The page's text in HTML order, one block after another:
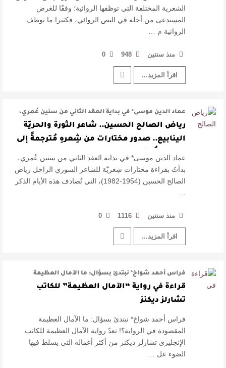
الشعرية المختلفة التي توظفها الروائية؛ وفقًا للغرض
المستدعى من أجله في النص الروائي، فكثيرا ما توظف
الروائية م …
منذ سنتين 948
0
اقرأ المزيد...
عماد الدين موسى* في بداية العقد الثاني من سنين عُمري،
بدأتُ بقراءة مختارات شِعري …
رياض الصالح الحسين.. شاعر الثورة والحريّة
الينابيع.. صدور مختارات من شِعرهِ مُترجمةً إلى
اللغة الكُرديّة
عماد الدين موسى* في بداية العقد الثاني من سنين عُمري،
بدأتُ بقراءة مختارات شِعريّة للشاعر السوري الراحل رياض
الصالح الحسين (1954-1982)، التي تُصادف هذه الأيام الذكر
منذ سنتين 1116
0
اقرأ المزيد...
فراس أحمد شواخ* نبتدئ بسؤال: ما الآمال العظيمة
المقصودة في الرواية؟! تعدّ رواية …
قراءة في رواية “الآمال العظيمة” للكاتب
تشارلز ديكنز
فراس أحمد شواخ* نبتدئ بسؤال: ما الآمال العظيمة
المقصودة في الرواية؟! تعدّ رواية الآمال العظيمة للكاتب
الإنجليزي تشارلز ديكنز من أكثر أعماله التي يسلط فيها
الضوء عل …